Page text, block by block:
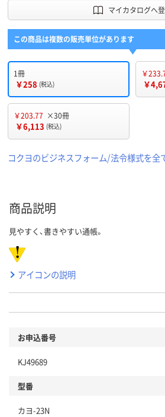
マイカタログへ
この商品は複数の販売単位があります
1冊
￥258 (税込)
￥
￥
￥203.77 ×30冊
￥6,113 (税込)
コクヨのビジネスフォーム/法令様式を全
商品説明
見やすく、書きやすい通帳。
アイコンの説明
お申込番号
KJ49689
型番
カヨ-23N